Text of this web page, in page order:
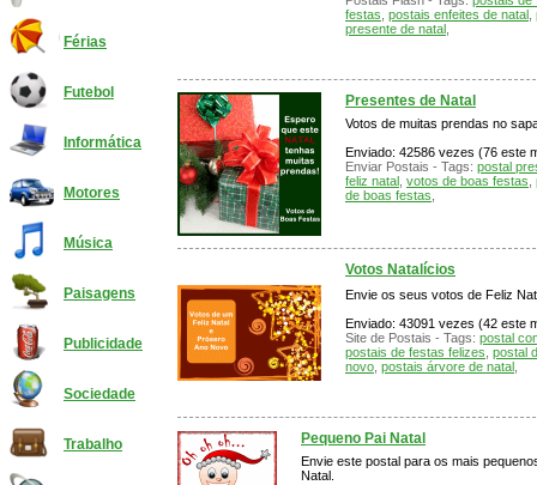
Férias
Futebol
Informática
Motores
Música
Paisagens
Publicidade
Sociedade
Trabalho
festas postais enfeites de natal
presente de natal
Presentes de Natal
Votos de muitas prendas no
Enviado: 42586 vezes (76 este
Enviar Postais - Tags: postal
feliz natal votos de boas festas
de boas festas
Votos Natalícios
Envie os seus votos de Feliz
Enviado: 43091 vezes (42 este
Site de Postais - Tags: postal
postais de festas felizes postal
novo postais árvore de natal
Pequeno Pai Natal
Envie este postal para os mais
Natal.